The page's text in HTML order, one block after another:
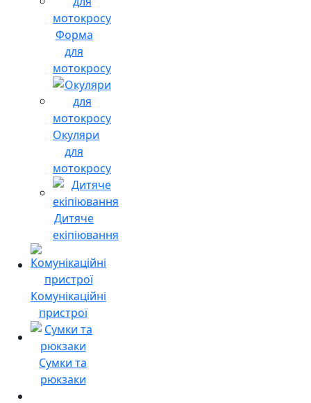
Форма
для
мотокросу
Окуляри
для
мотокросу
Дитяче
екіпіювання
Комунікаційні
пристрої
Сумки та
рюкзаки